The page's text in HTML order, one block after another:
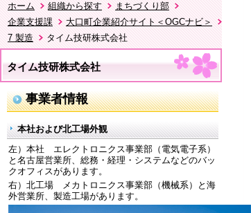
ホーム 組織から探す
まちづくり部
企業支援課
大口町企業紹介サイト＜OGCナビ＞
7 製造
タイム技研株式会社
タイム技研株式会社
事業者情報
本社および北工場外観
左）本社 エレクトロニクス事業部（電気電子系）
と名古屋営業所、総務・経理・システムなどのバッ
クオフィスがあります。
右）北工場 メカトロニクス事業部（機械系）と海
外営業所、製造工場があります。